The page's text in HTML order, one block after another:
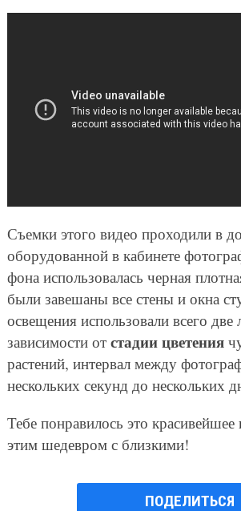
Съемки этого видео проходили в
оборудованной в кабинете
фона использовалась черная
были завешаны все стены и окна
освещения использовали всего
зависимости от стадии цветения
растений, интервал между
нескольких секунд до нескольких
Тебе понравилось это
этим шедевром с близкими!
ПОДЕЛИТЬСЯ